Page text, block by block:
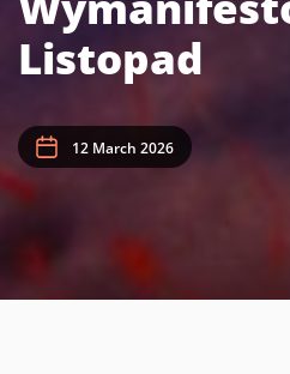
Listopad
12 March 2026